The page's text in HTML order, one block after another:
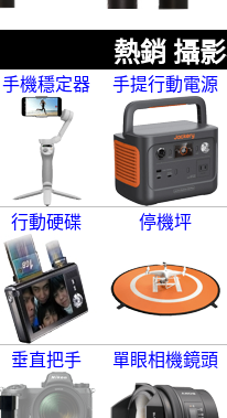
熱銷 攝
手機穩定器 手提行動電源
行動硬碟 停機坪
垂直把手 單眼相機鏡頭